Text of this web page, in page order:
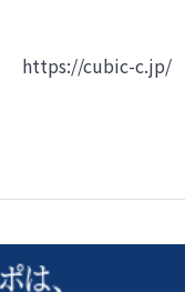
https://cubic-c.jp/